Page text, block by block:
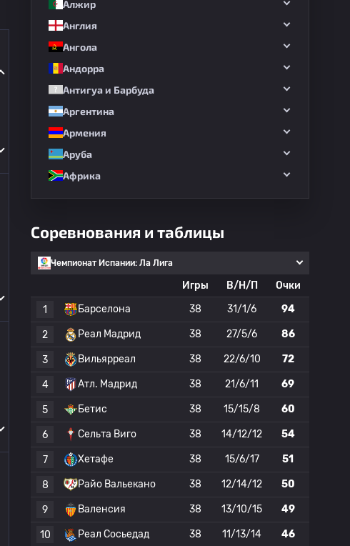
Алжир
Англия
Ангола
Андорра
Антигуа и Барбуда
Аргентина
Армения
Аруба
Африка
Соревнования и таблицы
Чемпионат Испании: Ла Лига
Игры В/Н/П
Очки
1
Барселона 38 31/1/6 94
2 Реал Мадрид 38 27/5/6 86
3 Вильярреал 38 22/6/10 72
4 Атл. Мадрид 38 21/6/11 69
5 Бетис 38 15/15/8 60
6 Сельта Виго 38 14/12/12 54
7 Хетафе 38 15/6/17 51
8 Райо Вальекано 38 12/14/12 50
9 Валенсия 38 13/10/15 49
10 Реал Сосьедад 38 11/13/14 46